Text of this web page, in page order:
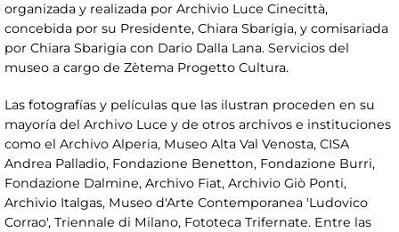
organizada y realizada por Archivio Luce Cinecittà,
concebida por su Presidente, Chiara Sbarigia, y comisariada
por Chiara Sbarigia con Dario Dalla Lana. Servicios del
museo a cargo de Zètema Progetto Cultura.
Las fotografías y películas que las ilustran proceden en su
mayoría del Archivo Luce y de otros archivos e instituciones
como el Archivo Alperia, Museo Alta Val Venosta, CISA
Andrea Palladio, Fondazione Benetton, Fondazione Burri,
Fondazione Dalmine, Archivo Fiat, Archivio Giò Ponti,
Archivio Italgas, Museo d'Arte Contemporanea 'Ludovico
Corrao', Triennale di Milano, Fototeca Trifernate. Entre las